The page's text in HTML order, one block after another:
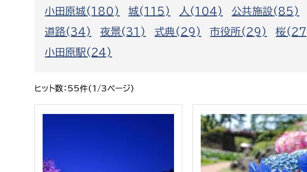
労働者
求職者
外国人
ペット
行政経営
病院
市議会
福祉健康部
生活援護課
障がい福祉課
保険課
子ども若者部
建設部 会計管理者
小田原城(180)
城(115) 人(104) 公共施設(85)
道路(34)
夜景(31) 式典(29) 市役所(29) 桜
小田原駅(24)
ヒット数：55件(1/3ページ)